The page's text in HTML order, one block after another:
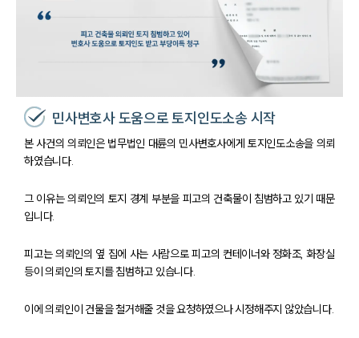
민사변호사 도움으로 토지인도소송 시작
본 사건의 의뢰인은 법무법인 대륜의 민사변호사에게 토지인도소송을 의뢰
하였습니다.
그 이유는 의뢰인의 토지 경계 부분을 피고의 건축물이 침범하고 있기 때문
입니다.
피고는 의뢰인의 옆 집에 사는 사람으로 피고의 컨테이너와 정화조, 화장실
등이 의뢰인의 토지를 침범하고 있습니다.
이에 의뢰인이 건물을 철거해줄 것을 요청하였으나 시정해주지 않았습니다.